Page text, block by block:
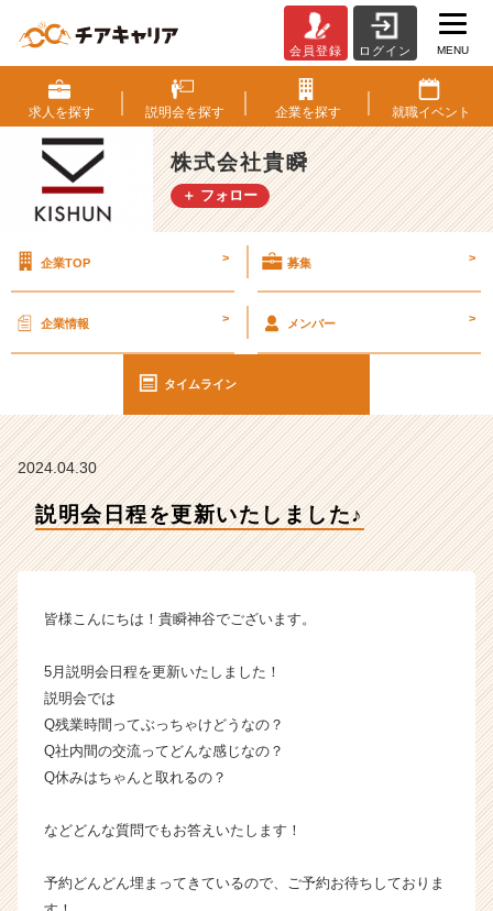
明
会
日
程
を
更
し
た
♪
瞬
タ
ム
ン】
ベ
ン
チ
ー・
企
会員登録 ログイン MENU
求人を探す 説明会を探す 企業を探す 就職イベント
株式会社貴瞬
＋ フォロー
企業TOP > 募集 >
企業情報 > メンバー >
タイムライン
2024.04.30
説明会日程を更新いたしました♪
皆様こんにちは！貴瞬神谷でございます。
5月説明会日程を更新いたしました！
説明会では
Q残業時間ってぶっちゃけどうなの？
Q社内間の交流ってどんな感じなの？
Q休みはちゃんと取れるの？
などどんな質問でもお答えいたします！
予約どんどん埋まってきているので、ご予約お待ちしておりま